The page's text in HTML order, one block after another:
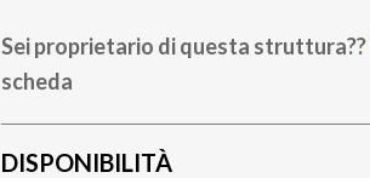
Sei proprietario di questa struttura??
scheda
DISPONIBILITÀ